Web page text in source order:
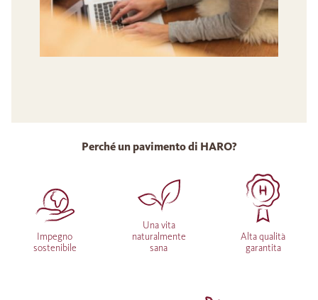
Perché un pavimento di HARO?
Impegno
sostenibile
Una vita
naturalmente
sana
Alta qualità
garantita